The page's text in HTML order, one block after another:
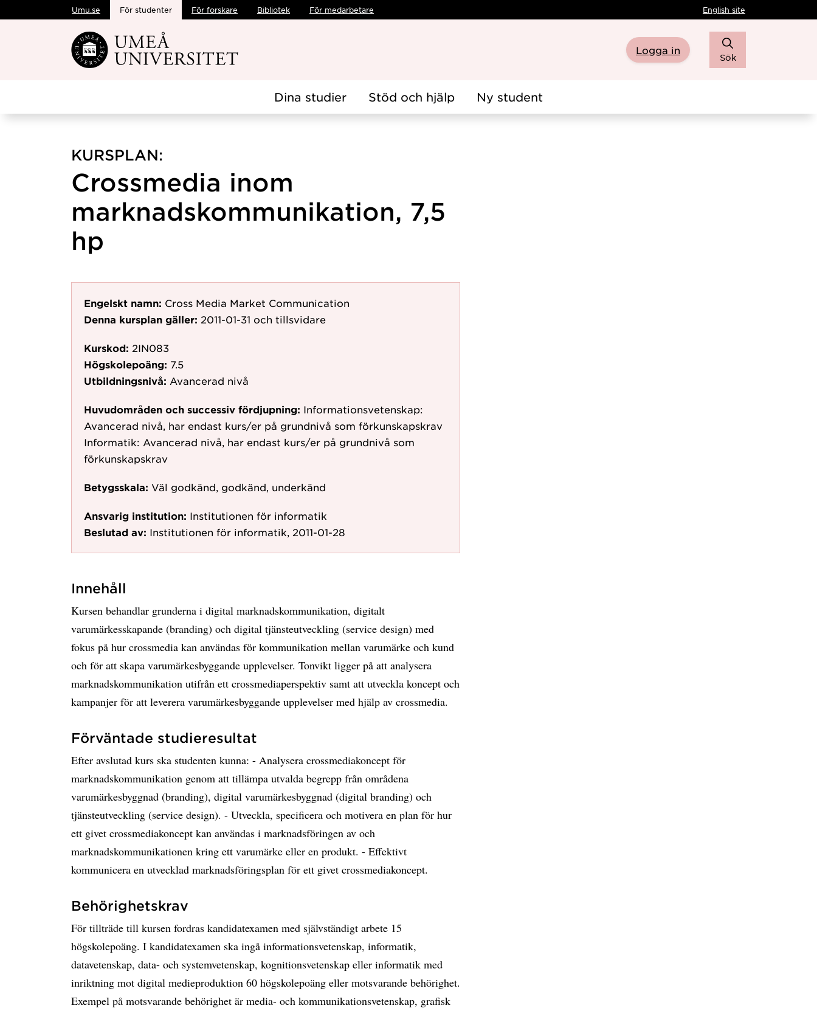
Hoppa direkt till innehållet
Umu.se För studenter För forskare Bibliotek För medarbetare English site
Logga in
Sök
Dina studier Stöd och hjälp Ny student
KURSPLAN:
Crossmedia inom
marknadskommunikation, 7,5
hp
Engelskt namn: Cross Media Market Communication
Denna kursplan gäller: 2011-01-31 och tillsvidare
Kurskod: 2IN083
Högskolepoäng: 7.5
Utbildningsnivå: Avancerad nivå
Huvudområden och successiv fördjupning: Informationsvetenskap:
Avancerad nivå, har endast kurs/er på grundnivå som förkunskapskrav
Informatik: Avancerad nivå, har endast kurs/er på grundnivå som
förkunskapskrav
Betygsskala: Väl godkänd, godkänd, underkänd
Ansvarig institution: Institutionen för informatik
Beslutad av: Institutionen för informatik, 2011-01-28
Innehåll
Kursen behandlar grunderna i digital marknadskommunikation, digitalt
varumärkesskapande (branding) och digital tjänsteutveckling (service design) med
fokus på hur crossmedia kan användas för kommunikation mellan varumärke och kund
och för att skapa varumärkesbyggande upplevelser. Tonvikt ligger på att analysera
marknadskommunikation utifrån ett crossmediaperspektiv samt att utveckla koncept och
kampanjer för att leverera varumärkesbyggande upplevelser med hjälp av crossmedia.
Förväntade studieresultat
Efter avslutad kurs ska studenten kunna: - Analysera crossmediakoncept för
marknadskommunikation genom att tillämpa utvalda begrepp från områdena
varumärkesbyggnad (branding), digital varumärkesbyggnad (digital branding) och
tjänsteutveckling (service design). - Utveckla, specificera och motivera en plan för hur
ett givet crossmediakoncept kan användas i marknadsföringen av och
marknadskommunikationen kring ett varumärke eller en produkt. - Effektivt
kommunicera en utvecklad marknadsföringsplan för ett givet crossmediakoncept.
Behörighetskrav
För tillträde till kursen fordras kandidatexamen med självständigt arbete 15
högskolepoäng. I kandidatexamen ska ingå informationsvetenskap, informatik,
datavetenskap, data- och systemvetenskap, kognitionsvetenskap eller informatik med
inriktning mot digital medieproduktion 60 högskolepoäng eller motsvarande behörighet.
Exempel på motsvarande behörighet är media- och kommunikationsvetenskap, grafisk